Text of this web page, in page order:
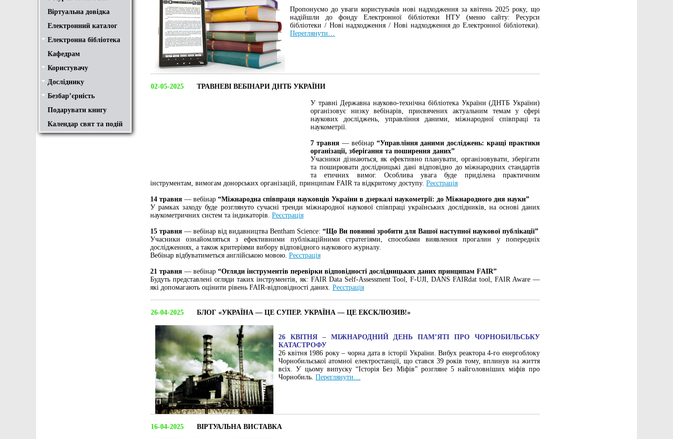
Віртуальна довідка
Електронний каталог
Електронна бібліотека
Положення
Доступ
Авторам
Пошук у ЕК. Інструкція
Кафедрам
Користувачу
Правила користування
Про обхідний лист
Медіатека "NMCBOOK"
Підручники онлайн
Путівник бібліотеками
Переходь на українську
Вивчаємо іноземну мову
Опис документів
Конференції НТУ
Досліднику
Законодавча база
Academic integrity
Плагіат
Локальний доступ
Ресурси вільного доступу
Наукова періодика
Бібліографічні менеджери
Безбар’єрність
Безбар’єрність це…
Путівник веб-ресурсами
Подарувати книгу
Календар свят та подій
Пропонуємо до уваги користувачів нові надходження за квітень 2025 року, що
надійшли до фонду Електронної бібліотеки НТУ (меню сайту: Ресурси
бібліотеки / Нові надходження / Нові надходження до Електронної бібліотеки).
Переглянути…
02-05-2025 ТРАВНЕВІ ВЕБІНАРИ ДНТБ УКРАЇНИ
У травні Державна науково-технічна бібліотека України (ДНТБ України)
організовує низку вебінарів, присвячених актуальним темам у сфері
наукових досліджень, управління даними, міжнародної співпраці та
наукометрії.
7 травня— вебінар “Управління даними досліджень: кращі практики
організації, зберігання та поширення даних”
Учасники дізнаються, як ефективно планувати, організовувати, зберігати
та поширювати дослідницькі дані відповідно до міжнародних стандартів
та етичних вимог. Особлива увага буде приділена практичним
інструментам, вимогам донорських організацій, принципам FAIR та відкритому доступу. Реєстрація
14 травня — вебінар “Міжнародна співпраця науковців України в дзеркалі наукометрії: до Міжнародного дня науки”
У рамках заходу буде розглянуто сучасні тренди міжнародної наукової співпраці українських дослідників, на основі даних
наукометричних систем та індикаторів. Реєстрація
15 травня — вебінар від видавництва Bentham Science: “Що Ви повинні зробити для Вашої наступної наукової публікації”
Учасники ознайомляться з ефективними публікаційними стратегіями, способами виявлення прогалин у попередніх
дослідженнях, а також критеріями вибору відповідного наукового журналу.
Вебінар відбуватиметься англійською мовою. Реєстрація
21 травня — вебінар “Огляди інструментів перевірки відповідності дослідницьких даних принципам FAIR”
Будуть представлені огляди таких інструментів, як: FAIR Data Self-Assessment Tool, F-UJI, DANS FAIRdat tool, FAIR Aware —
які допомагають оцінити рівень FAIR-відповідності даних. Реєстрація
26-04-2025 БЛОГ «УКРАЇНА — ЦЕ СУПЕР. УКРАЇНА — ЦЕ ЕКСКЛЮЗИВ!»
26 КВІТНЯ – МІЖНАРОДНИЙ ДЕНЬ ПАМʼЯТІ ПРО ЧОРНОБИЛЬСЬКУ
КАТАСТРОФУ
26 квітня 1986 року – чорна дата в історії України. Вибух реактора 4-го енергоблоку
Чорнобильської атомної електростанції, що стався 39 років тому, вплинув на життя
всіх. У цьому випуску “Історія Без Міфів” розгляне 5 найголовніших міфів про
Чорнобиль. Переглянути…
16-04-2025 ВІРТУАЛЬНА ВИСТАВКА